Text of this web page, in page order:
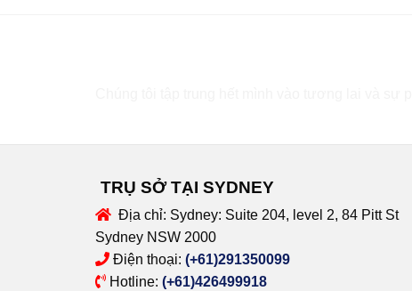
TRỤ SỞ TẠI SYDNEY
Địa chỉ: Sydney: Suite 204, level 2, 84 Pitt St
Sydney NSW 2000
Điện thoại: (+61)291350099
Hotline: (+61)426499918